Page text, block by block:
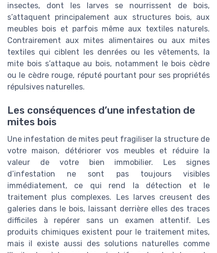
insectes, dont les larves se nourrissent de bois,
s’attaquent principalement aux structures bois, aux
meubles bois et parfois même aux textiles naturels.
Contrairement aux mites alimentaires ou aux mites
textiles qui ciblent les denrées ou les vêtements, la
mite bois s’attaque au bois, notamment le bois cèdre
ou le cèdre rouge, réputé pourtant pour ses propriétés
répulsives naturelles.
Les conséquences d’une infestation de
mites bois
Une infestation de mites peut fragiliser la structure de
votre maison, détériorer vos meubles et réduire la
valeur de votre bien immobilier. Les signes
d’infestation ne sont pas toujours visibles
immédiatement, ce qui rend la détection et le
traitement plus complexes. Les larves creusent des
galeries dans le bois, laissant derrière elles des traces
difficiles à repérer sans un examen attentif. Les
produits chimiques existent pour le traitement mites,
mais il existe aussi des solutions naturelles comme